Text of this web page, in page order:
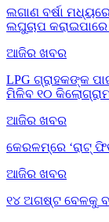
ଲଗାଣ ବର୍ଷା
ଲଘୁଚାପ କରାଇପାରେ
ଆଜିର ଖବର
LPG ଗ୍ରାହକଙ୍କ
ମିଳିବ ୧୦
ଆଜିର ଖବର
କେରଳମ୍‌ରେ ‘ରାଟ୍
ଆଜିର ଖବର
୧୪ ଅଗଷ୍ଟ ବେଳକୁ